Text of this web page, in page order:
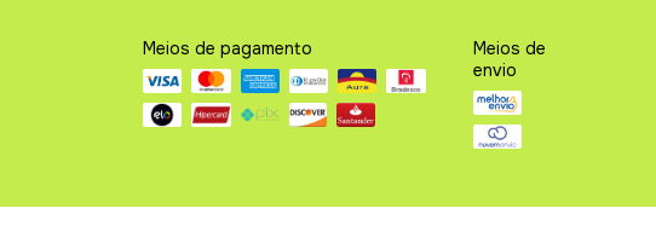
Meios de pagamento
Meios de
envio